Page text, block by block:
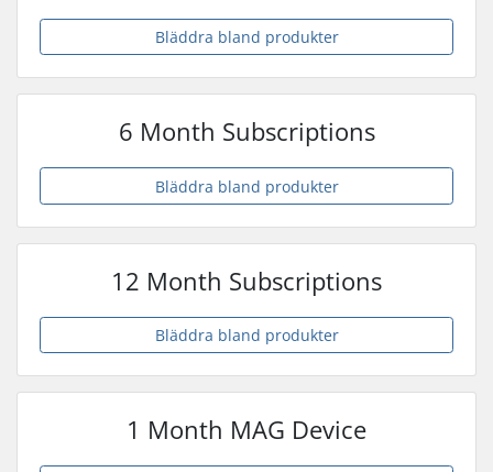
Bläddra bland produkter
6 Month Subscriptions
Bläddra bland produkter
12 Month Subscriptions
Bläddra bland produkter
1 Month MAG Device